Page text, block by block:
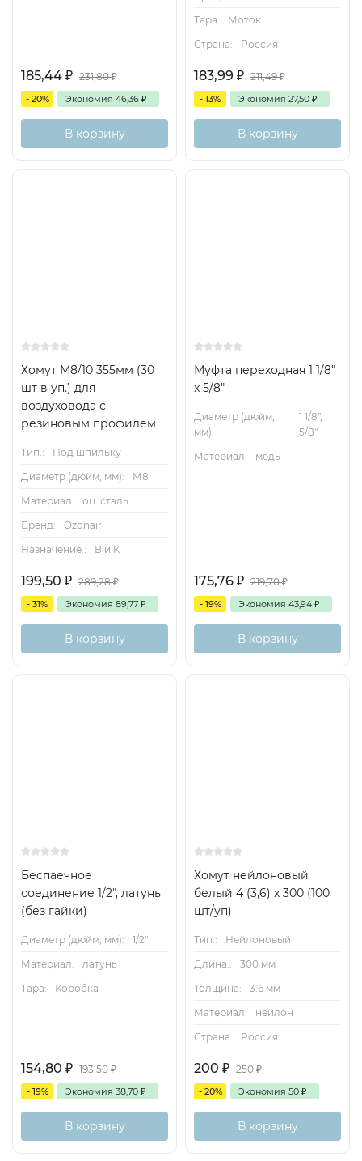
185,44 ₽ 231,80₽
- 20% Экономия 46,36 ₽
В корзину
Тара:
Моток
Страна:
Россия
183,99 ₽ 211,49₽
- 13% Экономия 27,50 ₽
В корзину
Хомут М8/10 355мм (30
шт в уп.) для
воздуховода с
резиновым профилем
Тип.:
Под шпильку
Диаметр (дюйм, мм):
М8
Материал:
оц. сталь
Бренд:
Ozonair
Назначение.:
В и К
199,50 ₽ 289,28₽
- 31% Экономия 89,77 ₽
В корзину
Муфта переходная 1 1/8"
х 5/8"
Диаметр (дюйм,
мм):
1 1/8",
5/8"
Материал:
медь
175,76 ₽ 219,70₽
- 19% Экономия 43,94 ₽
В корзину
Беспаечное
соединение 1/2", латунь
(без гайки)
Диаметр (дюйм, мм):
1/2"
Материал:
латунь
Тара:
Коробка
154,80 ₽ 193,50₽
- 19% Экономия 38,70 ₽
В корзину
Хомут нейлоновый
белый 4 (3,6) х 300 (100
шт/уп)
Тип.:
Нейлоновый
Длина.:
300 мм
Толщина:
3.6 мм
Материал:
нейлон
Страна:
Россия
200 ₽ 250₽
- 20% Экономия 50 ₽
В корзину